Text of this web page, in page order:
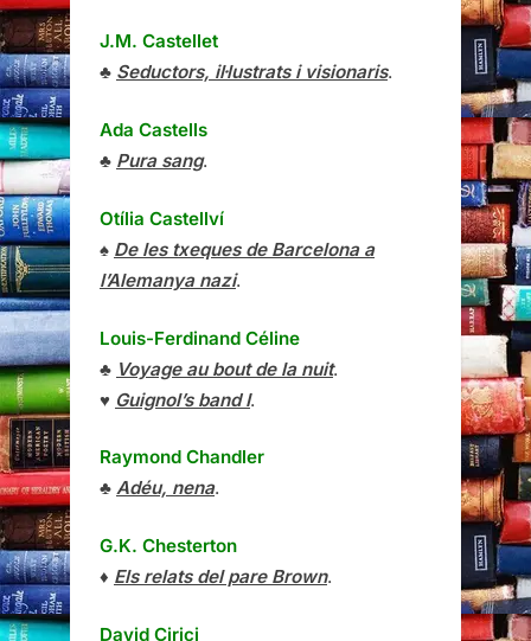
J.M. Castellet
♣ Seductors, il·lustrats i visionaris.
Ada Castells
♣ Pura sang.
Otília Castellví
♠ De les txeques de Barcelona a
l’Alemanya nazi.
Louis-Ferdinand Céline
♣ Voyage au bout de la nuit.
♥ Guignol’s band I.
Raymond Chandler
♣ Adéu, nena.
G.K. Chesterton
♦ Els relats del pare Brown.
David Cirici